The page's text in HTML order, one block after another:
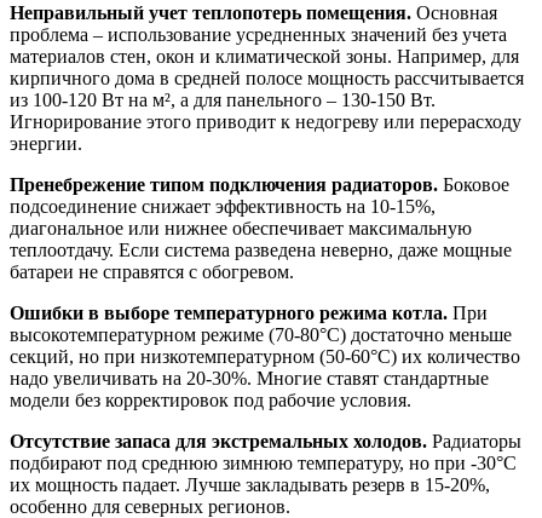
Неправильный учет теплопотерь помещения. Основная
проблема – использование усредненных значений без учета
материалов стен, окон и климатической зоны. Например, для
кирпичного дома в средней полосе мощность рассчитывается
из 100-120 Вт на м², а для панельного – 130-150 Вт.
Игнорирование этого приводит к недогреву или перерасходу
энергии.
Пренебрежение типом подключения радиаторов. Боковое
подсоединение снижает эффективность на 10-15%,
диагональное или нижнее обеспечивает максимальную
теплоотдачу. Если система разведена неверно, даже мощные
батареи не справятся с обогревом.
Ошибки в выборе температурного режима котла. При
высокотемпературном режиме (70-80°C) достаточно меньше
секций, но при низкотемпературном (50-60°C) их количество
надо увеличивать на 20-30%. Многие ставят стандартные
модели без корректировок под рабочие условия.
Отсутствие запаса для экстремальных холодов. Радиаторы
подбирают под среднюю зимнюю температуру, но при -30°C
их мощность падает. Лучше закладывать резерв в 15-20%,
особенно для северных регионов.